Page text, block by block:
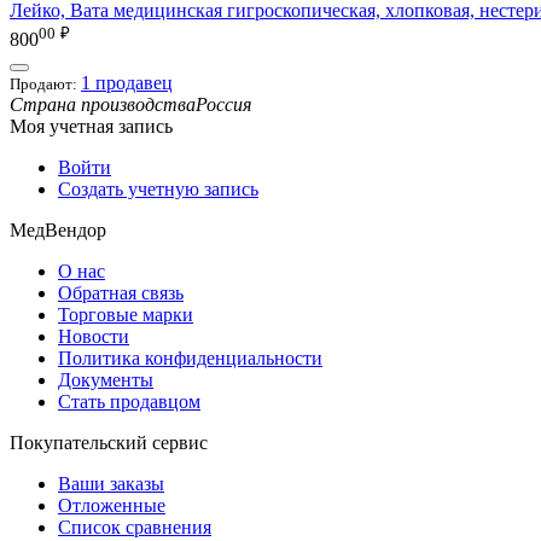
Лейко, Вата медицинская гигроскопическая, хлопковая,
80000 ₽
Продают: 1 продавец
Страна производстваРоссия
Моя учетная запись
Войти
Создать учетную запись
МедВендор
О нас
Обратная связь
Торговые марки
Новости
Политика конфиденциальности
Документы
Стать продавцом
Покупательский сервис
Ваши заказы
Отложенные
Список сравнения